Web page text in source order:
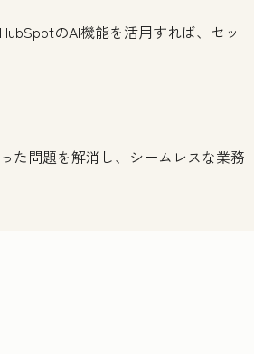
のAI機能を活用すれば、セッ
た問題を解消し、シームレスな業務